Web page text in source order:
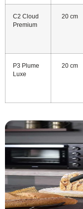
C2 Cloud
Premium
20 cm
P3 Plume
Luxe
20 cm